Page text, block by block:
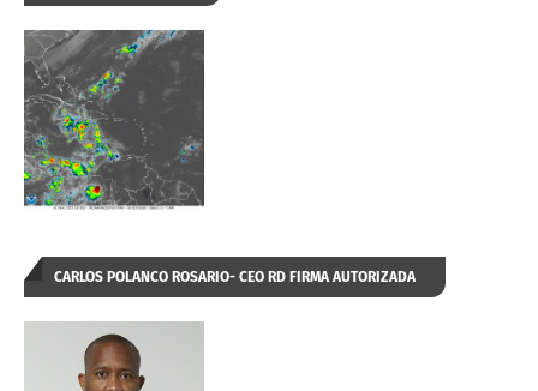
CARLOS POLANCO ROSARIO- CEO RD FIRMA AUTORIZADA